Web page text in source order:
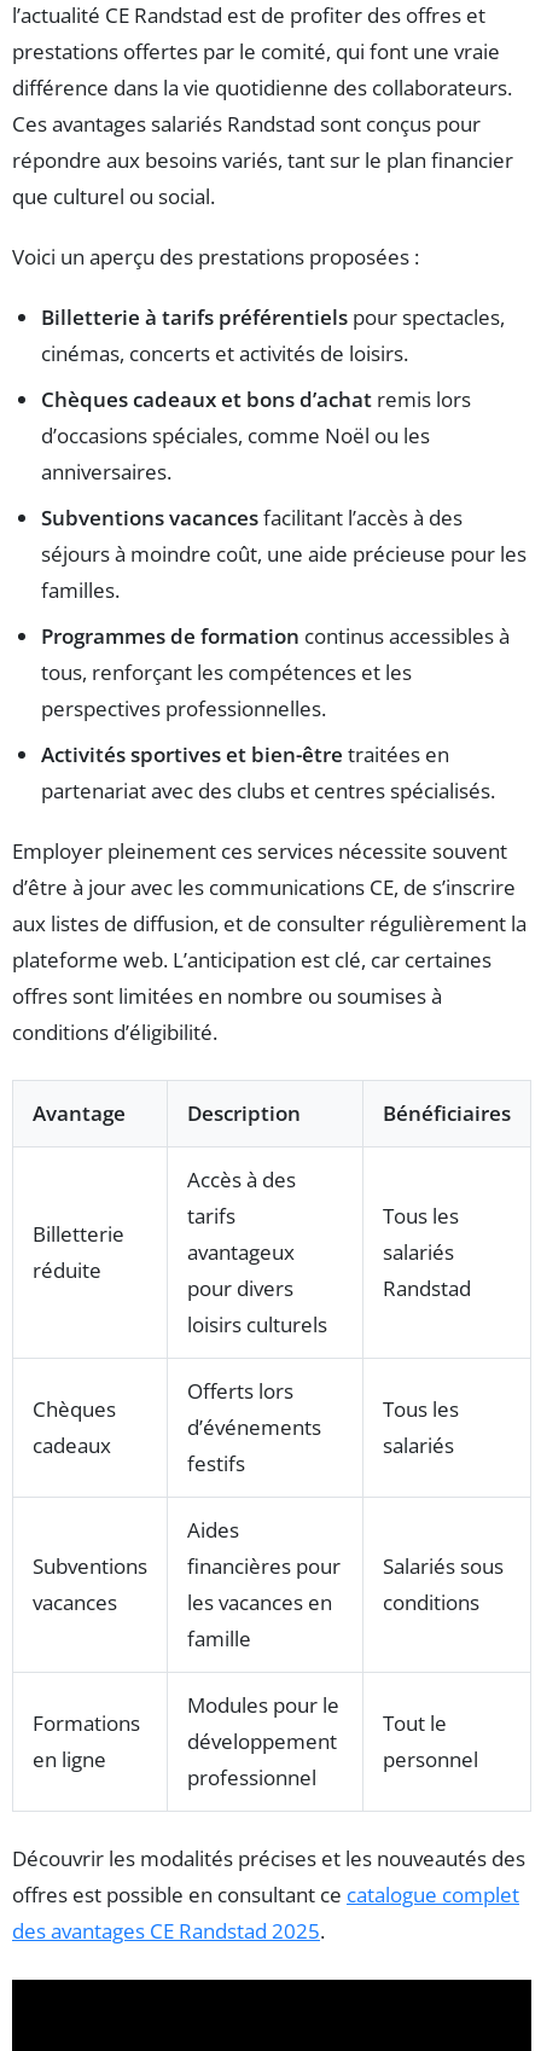
l’actualité CE Randstad est de profiter des offres et
prestations offertes par le comité, qui font une vraie
différence dans la vie quotidienne des collaborateurs.
Ces avantages salariés Randstad sont conçus pour
répondre aux besoins variés, tant sur le plan financier
que culturel ou social.
Voici un aperçu des prestations proposées :
Billetterie à tarifs préférentiels pour spectacles,
cinémas, concerts et activités de loisirs.
Chèques cadeaux et bons d’achat remis lors
d’occasions spéciales, comme Noël ou les
anniversaires.
Subventions vacancesfacilitant l’accès à des
séjours à moindre coût, une aide précieuse pour les
familles.
Programmes de formation continus accessibles à
tous, renforçant les compétences et les
perspectives professionnelles.
Activités sportives et bien-être traitées en
partenariat avec des clubs et centres spécialisés.
Employer pleinement ces services nécessite souvent
d’être à jour avec les communications CE, de s’inscrire
aux listes de diffusion, et de consulter régulièrement la
plateforme web. L’anticipation est clé, car certaines
offres sont limitées en nombre ou soumises à
conditions d’éligibilité.
Avantage Description Bénéficiaires
Billetterie
réduite
Accès à des
tarifs
avantageux
pour divers
loisirs culturels
Tous les
salariés
Randstad
Chèques
cadeaux
Offerts lors
d’événements
festifs
Tous les
salariés
Subventions
vacances
Aides
financières pour
les vacances en
famille
Salariés sous
conditions
Formations
en ligne
Modules pour le
développement
professionnel
Tout le
personnel
Découvrir les modalités précises et les nouveautés des
offres est possible en consultant ce catalogue complet
des avantages CE Randstad 2025.